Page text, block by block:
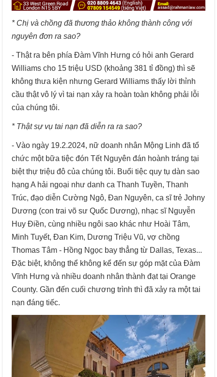
* Chị và chồng đã thương thảo không thành công với
nguyên đơn ra sao?
- Thật ra bên phía Đàm Vĩnh Hưng có hỏi anh Gerard
Williams cho 15 triệu USD (khoảng 381 tỉ đồng) thì sẽ
không thưa kiện nhưng Gerard Williams thấy lời thỉnh
cầu thật vô lý vì tai nạn xảy ra hoàn toàn không phải lỗi
của chúng tôi.
* Thật sự vụ tai nạn đã diễn ra ra sao?
- Vào ngày 19.2.2024, nữ doanh nhân Mộng Linh đã tổ
chức một bữa tiệc đón Tết Nguyên đán hoành tráng tại
biệt thự triệu đô của chúng tôi. Buổi tiệc quy tụ dàn sao
hạng A hải ngoại như danh ca Thanh Tuyền, Thanh
Trúc, đạo diễn Cường Ngô, Đan Nguyên, ca sĩ trẻ Johny
Dương (con trai võ sư Quốc Dương), nhạc sĩ Nguyễn
Huy Điền, cùng nhiều ngôi sao khác như Hoài Tâm,
Minh Tuyết, Đan Kim, Dương Triệu Vũ, vợ chồng
Thomas Tâm - Hồng Ngọc bay thẳng từ Dallas, Texas...
Đặc biệt, không thể không kể đến sự góp mặt của Đàm
Vĩnh Hưng và nhiều doanh nhân thành đạt tại Orange
County. Gần đến cuối chương trình thì đã xảy ra một tai
nạn đáng tiếc.